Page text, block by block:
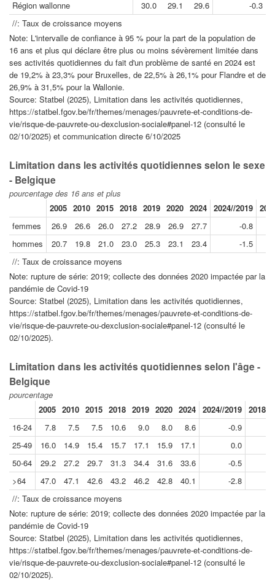
Région wallonne
30.0 29.1 29.6
-0.3
//: Taux de croissance moyens
Note: L'intervalle de confiance à 95 % pour la part de la population de
16 ans et plus qui déclare être plus ou moins sévèrement limitée dans
ses activités quotidiennes du fait d'un problème de santé en 2024 est
de 19,2% à 23,3% pour Bruxelles, de 22,5% à 26,1% pour Flandre et de
26,9% à 31,5% pour la Wallonie.
Source: Statbel (2025), Limitation dans les activités quotidiennes,
https://statbel.fgov.be/fr/themes/menages/pauvrete-et-conditions-de-
vie/risque-de-pauvrete-ou-dexclusion-sociale#panel-12 (consulté le
02/10/2025) et communication directe 6/10/2025
Limitation dans les activités quotidiennes selon le sexe
- Belgique
pourcentage des 16 ans et plus
2005 2010 2015 2018 2019 2020 2024 2024//2019
femmes
26.9 26.6 26.0 27.2 28.9 26.9 27.7
-0.8
hommes
20.7 19.8 21.0 23.0 25.3 23.1 23.4
-1.5
//: Taux de croissance moyens
Note: rupture de série: 2019; collecte des données 2020 impactée par la
pandémie de Covid-19
Source: Statbel (2025), Limitation dans les activités quotidiennes,
https://statbel.fgov.be/fr/themes/menages/pauvrete-et-conditions-de-
vie/risque-de-pauvrete-ou-dexclusion-sociale#panel-12 (consulté le
02/10/2025).
Limitation dans les activités quotidiennes selon l'âge -
Belgique
pourcentage
2005 2010 2015 2018 2019 2020 2024 2024//2019 2018//
16-24
7.8 7.5 7.5 10.6 9.0 8.0 8.6
-0.9
25-49
16.0 14.9 15.4 15.7 17.1 15.9 17.1 0.0
50-64
29.2 27.2 29.7 31.3 34.4 31.6 33.6
-0.5
>64
47.0 47.1 42.6 43.2 46.2 42.8 40.1 -2.8
//: Taux de croissance moyens
Note: rupture de série: 2019; collecte des données 2020 impactée par la
pandémie de Covid-19
Source: Statbel (2025), Limitation dans les activités quotidiennes,
https://statbel.fgov.be/fr/themes/menages/pauvrete-et-conditions-de-
vie/risque-de-pauvrete-ou-dexclusion-sociale#panel-12 (consulté le
02/10/2025).